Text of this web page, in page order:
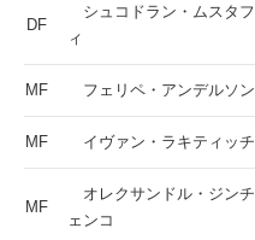
DF
シュコドラン・ムスタフ
ィ
MF フェリペ・アンデルソン
MF イヴァン・ラキティッチ
MF
オレクサンドル・ジンチ
ェンコ